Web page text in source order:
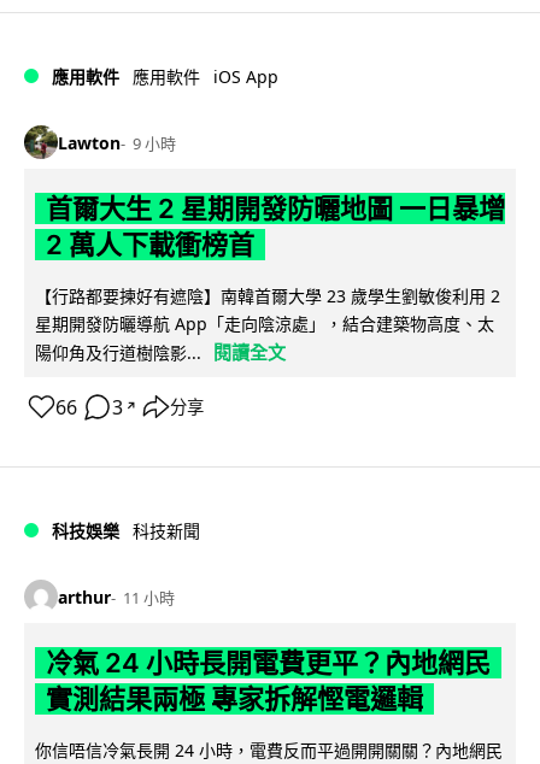
應用軟件 應用軟件 iOS App
Lawton 9 小時
首爾大生 2 星期開發防曬地圖 一日暴增
2 萬人下載衝榜首
【行路都要揀好有遮陰】南韓首爾大學 23 歲學生劉敏俊利用 2
星期開發防曬導航 App「走向陰涼處」，結合建築物高度、太
陽仰角及行道樹陰影...
閱讀全文
66 3 ↗ 分享
科技娛樂 科技新聞
arthur 11 小時
冷氣 24 小時長開電費更平？內地網民
實測結果兩極 專家拆解慳電邏輯
你信唔信冷氣長開 24 小時，電費反而平過開開關關？內地網民